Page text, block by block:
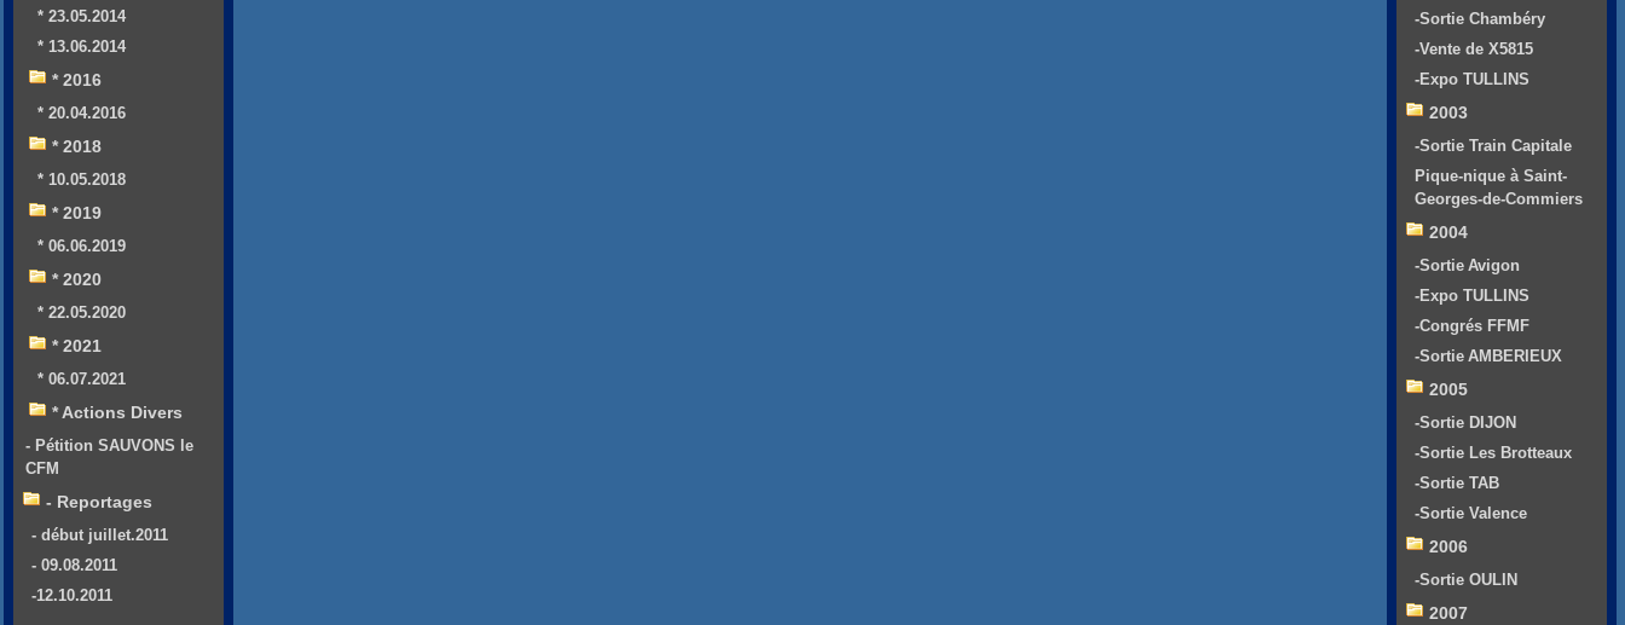
* 23.05.2014
* 13.06.2014
* 2016
* 20.04.2016
* 2018
* 10.05.2018
* 2019
* 06.06.2019
* 2020
* 22.05.2020
* 2021
* 06.07.2021
* Actions Divers
- Pétition SAUVONS le
CFM
- Reportages
- début juillet.2011
- 09.08.2011
-12.10.2011
-Sortie Chambéry
-Vente de X5815
-Expo TULLINS
2003
-Sortie Train Capitale
Pique-nique à Saint-
Georges-de-Commiers
2004
-Sortie Avigon
-Expo TULLINS
-Congrés FFMF
-Sortie AMBERIEUX
2005
-Sortie DIJON
-Sortie Les Brotteaux
-Sortie TAB
-Sortie Valence
2006
-Sortie OULIN
2007